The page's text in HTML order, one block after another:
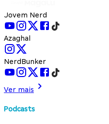
Jovem Nerd
Azaghal
NerdBunker
Ver mais
Podcasts